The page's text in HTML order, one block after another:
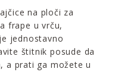
na ploči za
frape u vrču,
jednostavno
štitnik posude da
a prati ga možete u